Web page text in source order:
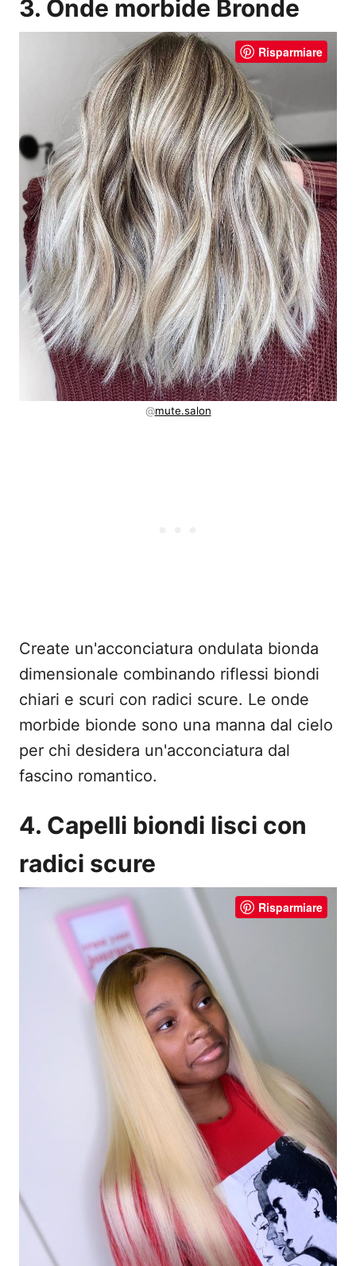
3. Onde morbide Bronde
Risparmiare
@mute.salon
Create un'acconciatura ondulata bionda
dimensionale combinando riflessi biondi
chiari e scuri con radici scure. Le onde
morbide bionde sono una manna dal cielo
per chi desidera un'acconciatura dal
fascino romantico.
4. Capelli biondi lisci con
radici scure
Risparmiare